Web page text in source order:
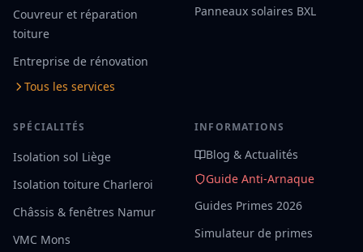
Couvreur et réparation
toiture
Entreprise de rénovation
Tous les services
Panneaux solaires BXL
SPÉCIALITÉS
Isolation sol Liège
Isolation toiture Charleroi
Châssis & fenêtres Namur
VMC Mons
INFORMATIONS
Blog & Actualités
Guide Anti-Arnaque
Guides Primes 2026
Simulateur de primes